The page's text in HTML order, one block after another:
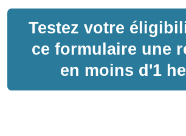
Testez votre
ce formulaire une
en moins d'1